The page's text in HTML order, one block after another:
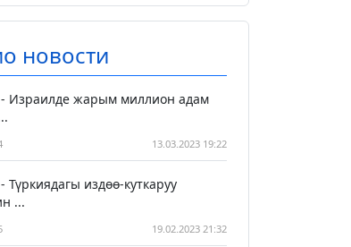
новости
Израилде жарым миллион адам
13.03.2023 19:22
издөө-куткаруу
...
19.02.2023 21:32